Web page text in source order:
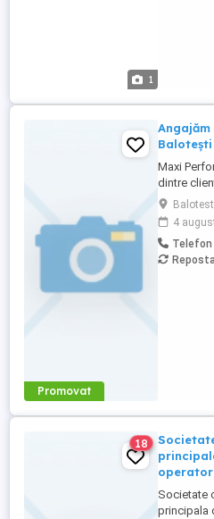
1
Promovat
Balotești
Maxi
dintre
Producție
din
fluxului de
termenelor
4
18
Societate
principala